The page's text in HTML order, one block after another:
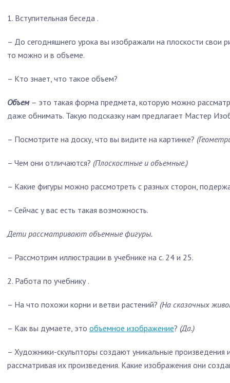
1. Вступительная беседа .
– До сегодняшнего урока вы изображали на плоскости свои
то можно и в объеме.
– Кто знает, что такое объем?
Объем – это такая форма предмета, которую можно
даже обнимать. Такую подсказку нам предлагает Мастер
– Посмотрите на доску, что вы видите на картинке?
– Чем они отличаются? (Плоскостные и объемные.)
– Какие фигуры можно рассмотреть с разных сторон,
– Сейчас у вас есть такая возможность.
Дети рассматривают объемные фигуры.
– Рассмотрим иллюстрации в учебнике на с. 24 и 25.
2. Работа по учебнику .
– На что похожи корни и ветви растений? (На сказочных
– Как вы думаете, это объемное изображение? (Да.)
– Художники-скульпторы создают уникальные произведения
рассматривая их произведения. Какие изображения они